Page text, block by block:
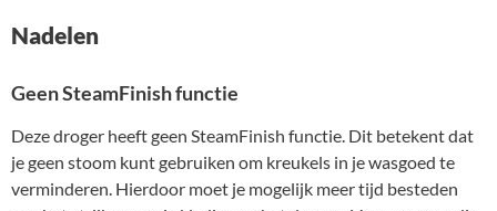
Nadelen
Geen SteamFinish functie
Deze droger heeft geen SteamFinish functie. Dit betekent dat
je geen stoom kunt gebruiken om kreukels in je wasgoed te
verminderen. Hierdoor moet je mogelijk meer tijd besteden